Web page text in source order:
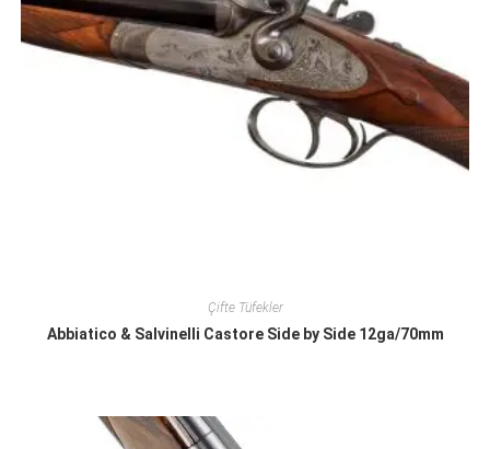
Çifte Tüfekler
Abbiatico & Salvinelli Castore Side by Side 12ga/70mm